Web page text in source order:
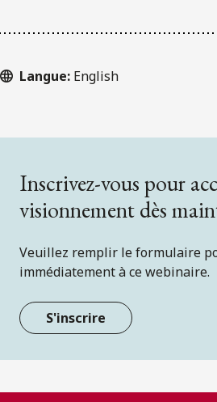
Langue: English
Inscrivez-vous pour
visionnement dès
Veuillez remplir le formulaire
immédiatement à ce webinaire.
S'inscrire